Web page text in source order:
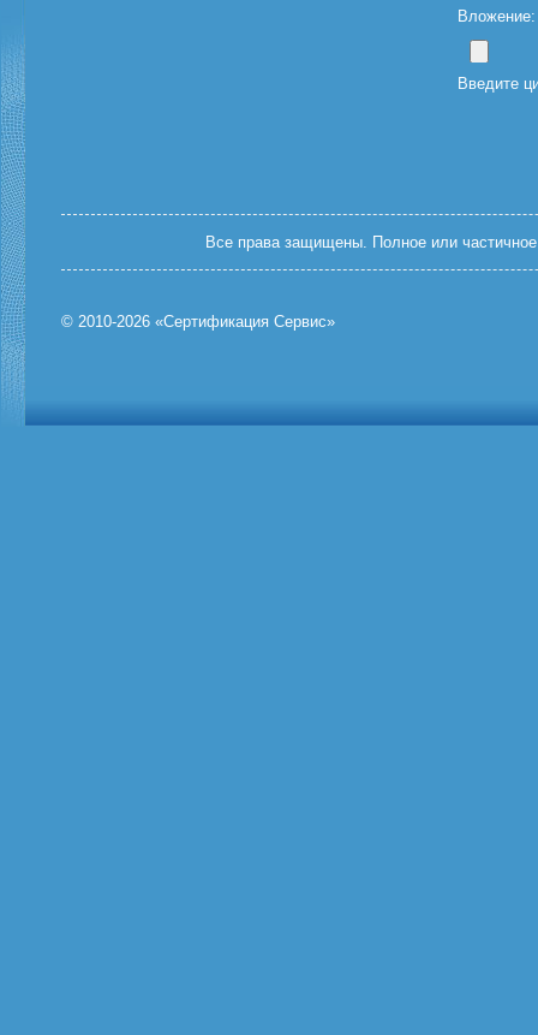
Введите
Все права защищены. Полное или частичное
© 2010-2026 «Сертификация Сервис»